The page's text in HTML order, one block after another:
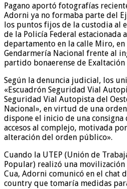
Pagano aportó fotografías
Adorni ya no formaba parte del
los puntos fijos de la custodia al
de la Policía Federal estacionada
departamento en la calle Miro,
Gendarmería Nacional frente al
partido bonaerense de Exaltación
Según la denuncia judicial, los
«Escuadrón Seguridad Vial
Seguridad Vial Autopista del
Nacional», en virtud de una
dispone el inicio de una consigna
accesos al complejo, motivada
alteración del orden público».
Cuando la UTEP (Unión de
Popular) realizó una
Cua, Adorni comunicó en el chat
country que tomaría medidas